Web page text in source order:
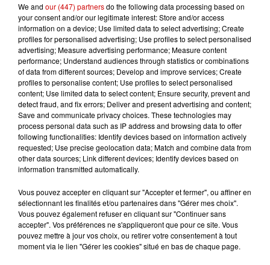
8 août 2026
Royan : elle tente d’écraser son
ex-conjoint et dit regretter...
8 août 2026
Cambriolages : plus de 18 000
logements visités en juillet 2026,
en...
Jeux Voir plus
We and our (447) partnersdo the following data processing based on
your consent and/or our legitimate interest: Store and/or access
information on a device; Use limited data to select advertising; Create
profiles for personalised advertising; Use profiles to select personalised
advertising; Measure advertising performance; Measure content
performance; Understand audiences through statistics or combinations
of data from different sources; Develop and improve services; Create
profiles to personalise content; Use profiles to select personalised
content; Use limited data to select content; Ensure security, prevent and
detect fraud, and fix errors; Deliver and present advertising and content;
Save and communicate privacy choices. These technologies may
process personal data such as IP address and browsing data to offer
following functionalities: Identify devices based on information actively
requested; Use precise geolocation data; Match and combine data from
other data sources; Link different devices; Identify devices based on
information transmitted automatically.
Vous pouvez accepter en cliquant sur "Accepter et fermer", ou affiner en
sélectionnant les finalités et/ou partenaires dans "Gérer mes choix".
Vous pouvez également refuser en cliquant sur "Continuer sans
accepter". Vos préférences ne s'appliqueront que pour ce site. Vous
pouvez mettre à jour vos choix, ou retirer votre consentement à tout
moment via le lien "Gérer les cookies" situé en bas de chaque page.